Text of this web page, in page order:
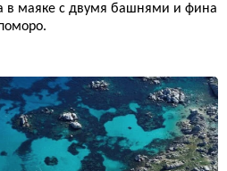
в маяке с двумя башнями и фина